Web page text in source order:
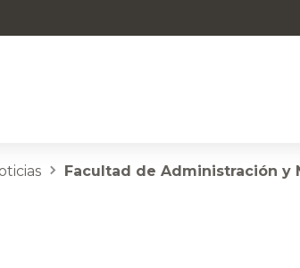
Facultad de Administración